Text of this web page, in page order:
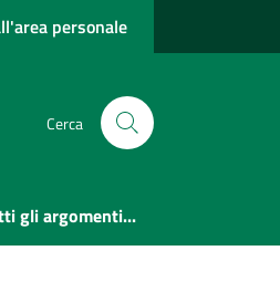
personale
Cerca
gli argomenti...